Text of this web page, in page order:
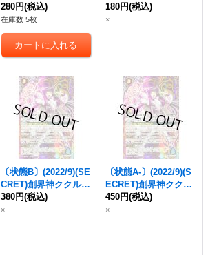
【X】{BS62-X09
《紫》
280円(税込)
在庫数 5枚
4収録)【X】{
9
180円(税込)
×
〔状態B〕(2022/9)(SE
CRET)創界神ククルカ
ン【X-SEC】{
09
380円(税込)
×
〔状態A-〕(2022/9)(S
ECRET)創界神ククル
カン【X-SEC】{
-X09
450円(税込)
×